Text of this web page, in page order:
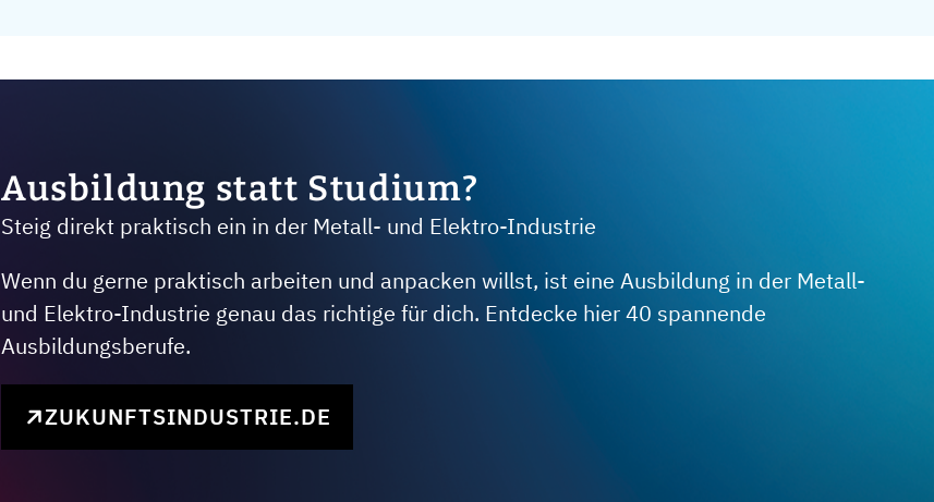
Ausbildung statt Studium?
Steig direkt praktisch ein in der Metall- und Elektro-Industrie
Wenn du gerne praktisch arbeiten und anpacken willst, ist eine Ausbildung in der Metall-
und Elektro-Industrie genau das richtige für dich. Entdecke hier 40 spannende
Ausbildungsberufe.
ZUKUNFTSINDUSTRIE.DE